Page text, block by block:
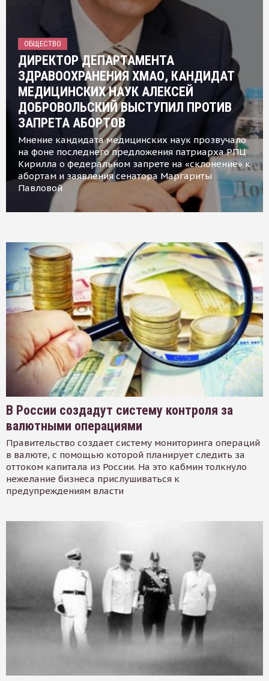
ОБЩЕСТВО
ДИРЕКТОР ДЕПАРТАМЕНТА
ЗДРАВООХРАНЕНИЯ ХМАО, КАНДИДАТ
МЕДИЦИНСКИХ НАУК АЛЕКСЕЙ
ДОБРОВОЛЬСКИЙ ВЫСТУПИЛ ПРОТИВ
ЗАПРЕТА АБОРТОВ
Мнение кандидата медицинских наук прозвучало
на фоне последнего предложения патриарха РПЦ
Кирилла о федеральном запрете на «склонение» к
абортам и заявления сенатора Маргариты
Павловой
В России создадут систему контроля за
валютными операциями
Правительство создает систему мониторинга операций
в валюте, с помощью которой планирует следить за
оттоком капитала из России. На это кабмин толкнуло
нежелание бизнеса прислушиваться к
предупреждениям власти